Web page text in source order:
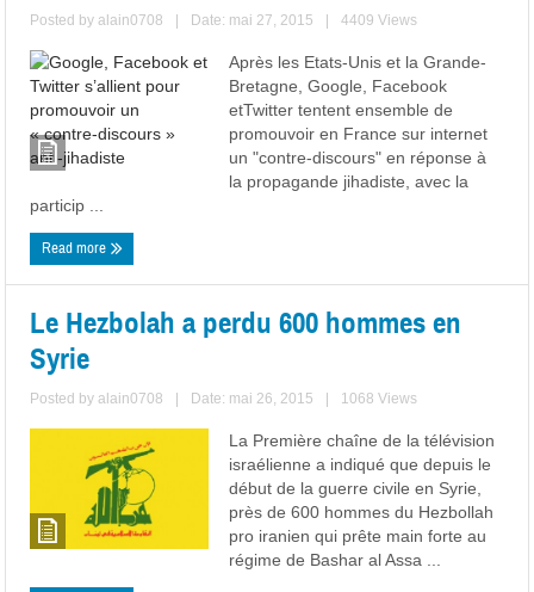
Posted byalain0708 Date: mai 27, 2015 4409 Views
Après les Etats-Unis et la Grande-
Bretagne, Google, Facebook
etTwitter tentent ensemble de
promouvoir en France sur internet
un "contre-discours" en réponse à
la propagande jihadiste, avec la
particip ...
Read more
Le Hezbolah a perdu 600 hommes en
Syrie
Posted byalain0708 Date: mai 26, 2015 1068 Views
La Première chaîne de la télévision
israélienne a indiqué que depuis le
début de la guerre civile en Syrie,
près de 600 hommes du Hezbollah
pro iranien qui prête main forte au
régime de Bashar al Assa ...